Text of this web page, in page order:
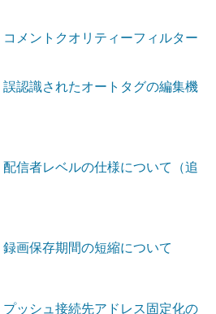
コメントクオリティーフィルター
誤認識されたオートタグの編集機
配信者レベルの仕様について（追
録画保存期間の短縮について
プッシュ接続先アドレス固定化の